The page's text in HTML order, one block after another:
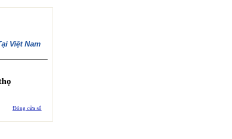
Việt Nam
Đóng cửa sổ